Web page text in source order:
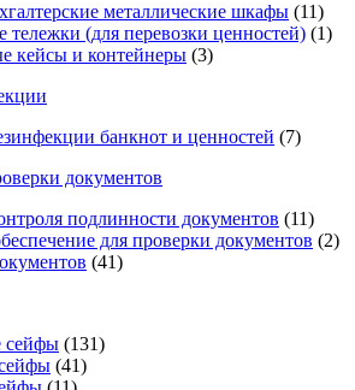
металлические шкафы (11)
тележки (для перевозки ценностей) (1)
кейсы и контейнеры (3)
банкнот и ценностей (7)
документов
подлинности документов (11)
для проверки документов (2)
(41)
сейфы (131)
(41)